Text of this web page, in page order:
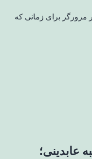
مرورگر برای زمانی که
عابدینی؛